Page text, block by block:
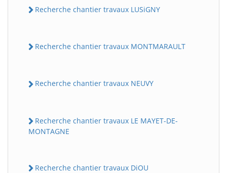
Recherche chantier travaux LUSiGNY
Recherche chantier travaux MONTMARAULT
Recherche chantier travaux NEUVY
Recherche chantier travaux LE MAYET-DE-
MONTAGNE
Recherche chantier travaux DiOU